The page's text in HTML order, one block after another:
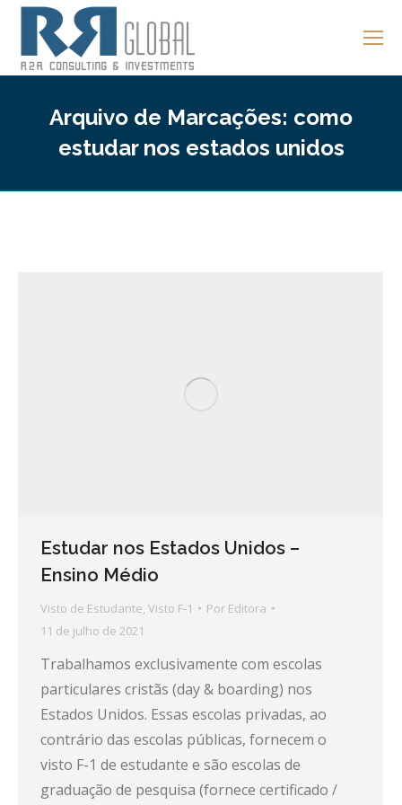
Arquivo de Marcações: como
estudar nos estados unidos
Estudar nos Estados Unidos –
Ensino Médio
Visto de Estudante, Visto F-1 Por Editora
11 de julho de 2021
Trabalhamos exclusivamente com escolas
particulares cristãs (day & boarding) nos
Estados Unidos. Essas escolas privadas, ao
contrário das escolas públicas, fornecem o
visto F-1 de estudante e são escolas de
graduação de pesquisa (fornece certificado /